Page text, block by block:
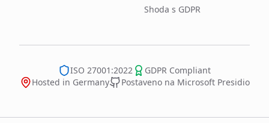
Shoda s GDPR
ISO 27001:2022
GDPR Compliant
Hosted in Germany
Postaveno na Microsoft Presidio